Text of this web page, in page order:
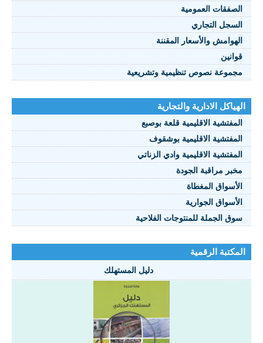
الصفقات العمومية
السجل التجاري
الهوامش والأسعار المقننة
قوانين
مجموعة نصوص تنظيمية وتشريعية
الهياكل الادارية والتجارية
المفتشية الاقليمية قلعة بوصبع
المفتشية الاقليمية بوشقوف
المفتشية الاقليمية وادي الزناتي
مخبر مراقبة الجودة
الأسواق المغطاة
الأسواق الجوارية
سوق الجملة للمنتوجات الفلاحية
المكتبة الرقمية
دليل المستهلك